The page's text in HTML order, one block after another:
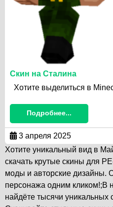
Скин на Сталина
Хотите выделиться в
Подробнее...
3 апреля 2025
Хотите уникальный вид в
скачать крутые скины для
моды и авторские дизайны.
персонажа одним кликом!;В
найдёте тысячи